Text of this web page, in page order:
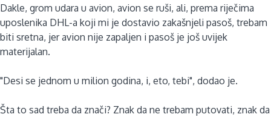
Dakle, grom udara u avion, avion se ruši, ali, prema riječima
uposlenika DHL-a koji mi je dostavio zakašnjeli pasoš, trebam
biti sretna, jer avion nije zapaljen i pasoš je još uvijek
materijalan.
"Desi se jednom u milion godina, i, eto, tebi", dodao je.
Šta to sad treba da znači? Znak da ne trebam putovati, znak da